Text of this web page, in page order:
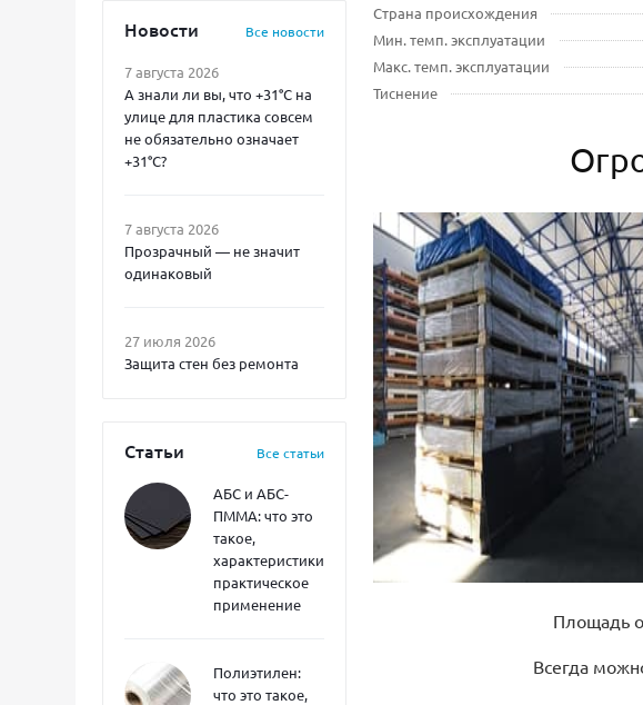
Новости Все новости
7 августа 2026
А знали ли вы, что +31°C на
улице для пластика совсем
не обязательно означает
+31°C?
7 августа 2026
Прозрачный — не значит
одинаковый
27 июля 2026
Защита стен без ремонта
Статьи Все статьи
АБС и АБС-
ПММА: что это
такое,
характеристики,
практическое
применение
Полиэтилен:
что это такое,
Страна происхождения
Мин. темп. эксплуатации
Макс. темп. эксплуатации
Тиснение
Площадь
Всегда